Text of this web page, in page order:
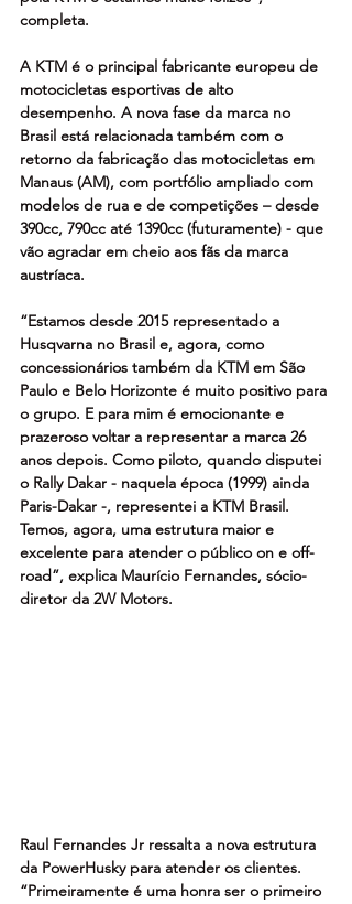
completa.
A KTM é o principal fabricante europeu de
motocicletas esportivas de alto
desempenho. A nova fase da marca no
Brasil está relacionada também com o
retorno da fabricação das motocicletas em
Manaus (AM), com portfólio ampliado com
modelos de rua e de competições – desde
390cc, 790cc até 1390cc (futuramente) - que
vão agradar em cheio aos fãs da marca
austríaca.
“Estamos desde 2015 representado a
Husqvarna no Brasil e, agora, como
concessionários também da KTM em São
Paulo e Belo Horizonte é muito positivo para
o grupo. E para mim é emocionante e
prazeroso voltar a representar a marca 26
anos depois. Como piloto, quando disputei
o Rally Dakar - naquela época (1999) ainda
Paris-Dakar -, representei a KTM Brasil.
Temos, agora, uma estrutura maior e
excelente para atender o público on e off-
road”, explica Maurício Fernandes, sócio-
diretor da 2W Motors.
Raul Fernandes Jr ressalta a nova estrutura
da PowerHusky para atender os clientes.
“Primeiramente é uma honra ser o primeiro